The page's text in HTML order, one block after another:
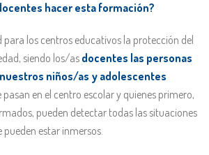
hacer esta formación?
para los centros educativos la protección del
siendo los/as docentes las personas
niños/as y adolescentes
en el centro escolar y quienes primero,
pueden detectar todas las situaciones
pueden estar inmersos.